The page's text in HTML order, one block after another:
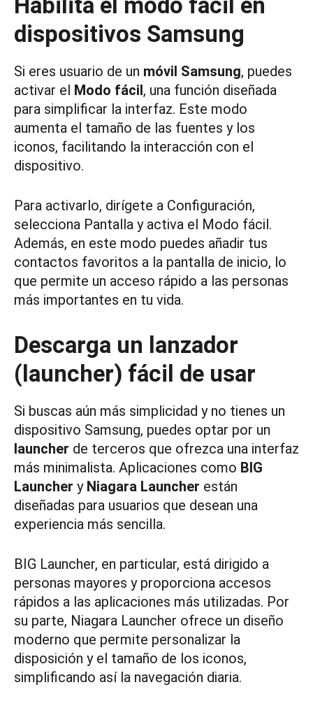
dispositivos Samsung
Si eres usuario de un móvil Samsung, puedes
activar el Modo fácil, una función diseñada
para simplificar la interfaz. Este modo
aumenta el tamaño de las fuentes y los
iconos, facilitando la interacción con el
dispositivo.
Para activarlo, dirígete a Configuración,
selecciona Pantalla y activa el Modo fácil.
Además, en este modo puedes añadir tus
contactos favoritos a la pantalla de inicio, lo
que permite un acceso rápido a las personas
más importantes en tu vida.
Descarga un lanzador
(launcher) fácil de usar
Si buscas aún más simplicidad y no tienes un
dispositivo Samsung, puedes optar por un
launcher de terceros que ofrezca una interfaz
más minimalista. Aplicaciones como BIG
Launcher y Niagara Launcher están
diseñadas para usuarios que desean una
experiencia más sencilla.
BIG Launcher, en particular, está dirigido a
personas mayores y proporciona accesos
rápidos a las aplicaciones más utilizadas. Por
su parte, Niagara Launcher ofrece un diseño
moderno que permite personalizar la
disposición y el tamaño de los iconos,
simplificando así la navegación diaria.